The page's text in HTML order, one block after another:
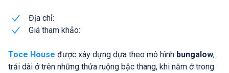
Địa chỉ:
Giá tham khảo:
Toce House được xây dựng dựa theo mô hình bungalow,
trải dài ở trên những thửa ruộng bậc thang, khi nằm ở trong